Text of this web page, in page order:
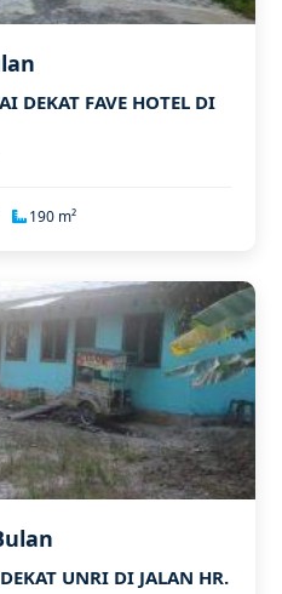
DEKAT FAVE HOTEL DI
190 m²
UNRI DI JALAN HR.